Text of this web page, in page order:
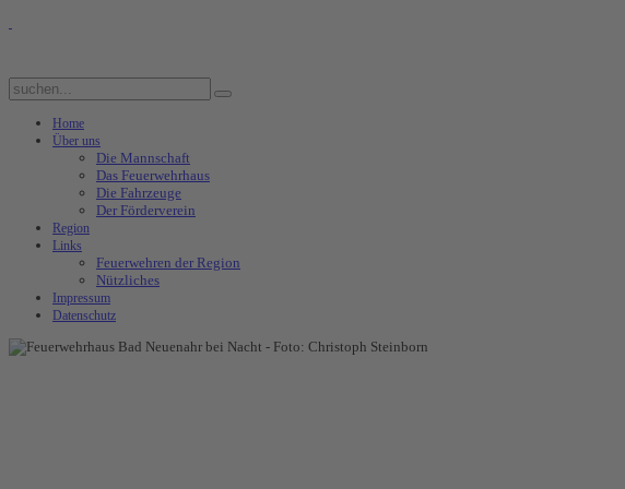
Home
Über uns
Die Mannschaft
Das Feuerwehrhaus
Die Fahrzeuge
Der Förderverein
Region
Links
Feuerwehren der Region
Nützliches
Impressum
Datenschutz